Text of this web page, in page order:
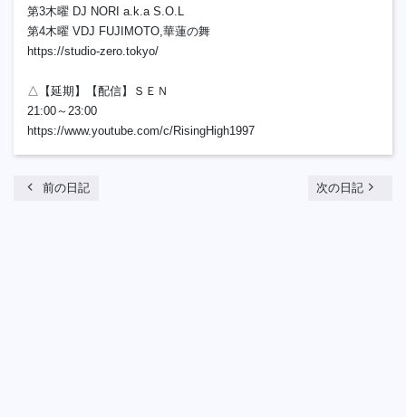
第3木曜 DJ NORI a.k.a S.O.L
第4木曜 VDJ FUJIMOTO,華蓮の舞
https://studio-zero.tokyo/
△【延期】【配信】ＳＥＮ
21:00～23:00
https://www.youtube.com/c/RisingHigh1997
chevron_left 前の日記 次の日記 navigate_next